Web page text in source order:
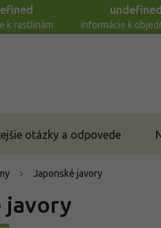
k rastlinám
undefined
informácie k
otázky a odpovede
Japonské javory
javory